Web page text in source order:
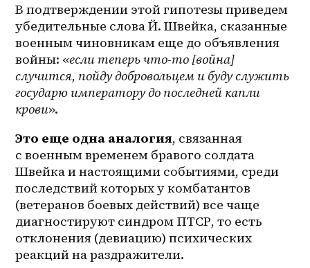
В подтверждении этой гипотезы приведем
убедительные слова Й. Швейка, сказанные
военным чиновникам еще до объявления
войны: «если теперь что-то [война]
случится, пойду добровольцем и буду служить
государю императору до последней капли
крови».
Это еще одна аналогия, связанная
с военным временем бравого солдата
Швейка и настоящими событиями, среди
последствий которых у комбатантов
(ветеранов боевых действий) все чаще
диагностируют синдром ПТСР, то есть
отклонения (девиацию) психических
реакций на раздражители.